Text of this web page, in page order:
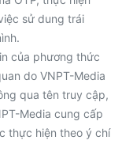
sử dung trái
của phương thức
do VNPT-Media
qua tên truy cập,
Media cung cấp
thực hiện theo ý chí